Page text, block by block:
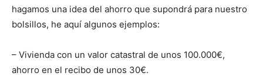
hagamos una idea del ahorro que supondrá para nuestro
bolsillos, he aquí algunos ejemplos:
– Vivienda con un valor catastral de unos 100.000€,
ahorro en el recibo de unos 30€.